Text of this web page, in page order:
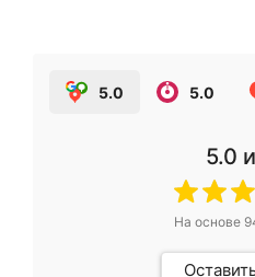
5.0 5.0
5.0
На основе